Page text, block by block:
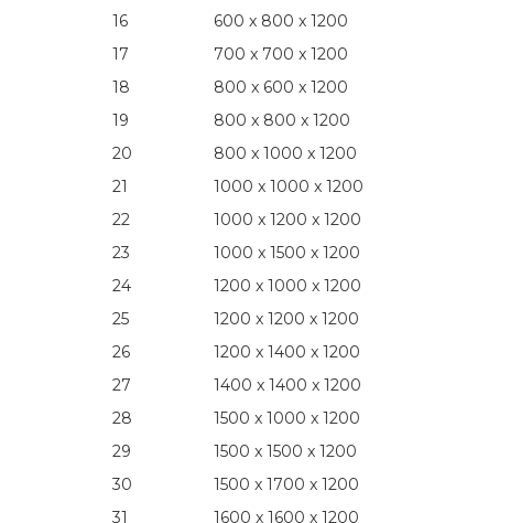
16
600 x 800 x 1200
17
700 x 700 x 1200
18
800 x 600 x 1200
19
800 x 800 x 1200
20
800 x 1000 x 1200
21
1000 x 1000 x 1200
22
1000 x 1200 x 1200
23
1000 x 1500 x 1200
24
1200 x 1000 x 1200
25
1200 x 1200 x 1200
26
1200 x 1400 x 1200
27
1400 x 1400 x 1200
28
1500 x 1000 x 1200
29
1500 x 1500 x 1200
30
1500 x 1700 x 1200
31
1600 x 1600 x 1200